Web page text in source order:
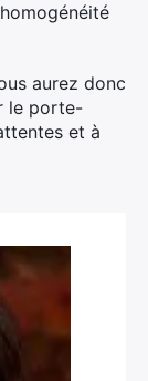
aurez donc
le porte-
et à